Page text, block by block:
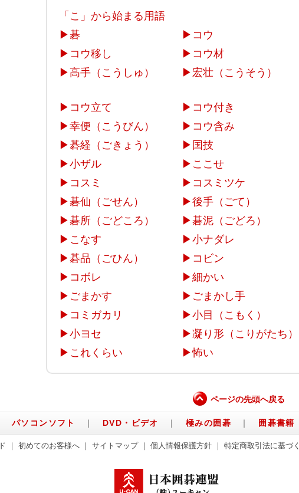
「こ」から始まる用語
▶碁 ▶ コウ
▶ コウ移し ▶ コウ材
▶高手（こうしゅ） ▶宏壮（こうそう）
▶ コウ立て ▶ コウ付き
▶幸便（こうびん） ▶ コウ含み
▶碁経（ごきょう） ▶ 国技
▶小ザル ▶ ここせ
▶ コスミ ▶ コスミツケ
▶碁仙（ごせん） ▶後手（ごて）
▶碁所（ごどころ） ▶碁泥（ごどろ）
▶ こなす ▶小ナダレ
▶碁品（ごひん） ▶ コビン
▶ コボレ ▶細かい
▶ ごまかす ▶ ごまかし手
▶ コミガカリ ▶小目（こもく）
▶小ヨセ ▶凝り形（こりがたち）
▶ これくらい ▶怖い
ページの先頭へ戻る
パソコンソフト ｜ DVD・ビデオ ｜ 極みの囲碁 ｜ 囲碁書籍
初めてのお客様へ｜ サイトマップ｜ 個人情報保護方針｜ 特定商取引法に基づ